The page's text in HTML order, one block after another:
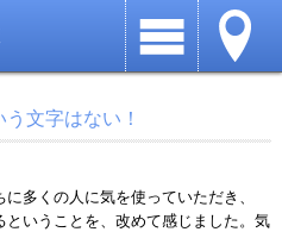
文字はない！
多くの人に気を使っていただき、
いうことを、改めて感じました。気